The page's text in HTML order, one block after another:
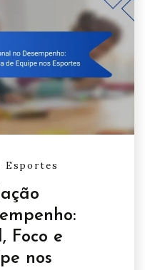
Esportes
Foco e
nos